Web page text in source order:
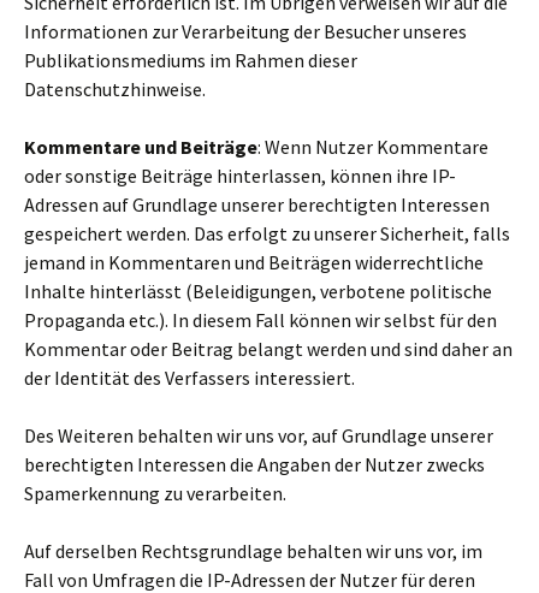
Informationen zur Verarbeitung der Besucher unseres
Publikationsmediums im Rahmen dieser
Datenschutzhinweise.
Kommentare und Beiträge: Wenn Nutzer Kommentare
oder sonstige Beiträge hinterlassen, können ihre IP-
Adressen auf Grundlage unserer berechtigten Interessen
gespeichert werden. Das erfolgt zu unserer Sicherheit, falls
jemand in Kommentaren und Beiträgen widerrechtliche
Inhalte hinterlässt (Beleidigungen, verbotene politische
Propaganda etc.). In diesem Fall können wir selbst für den
Kommentar oder Beitrag belangt werden und sind daher an
der Identität des Verfassers interessiert.
Des Weiteren behalten wir uns vor, auf Grundlage unserer
berechtigten Interessen die Angaben der Nutzer zwecks
Spamerkennung zu verarbeiten.
Auf derselben Rechtsgrundlage behalten wir uns vor, im
Fall von Umfragen die IP-Adressen der Nutzer für deren